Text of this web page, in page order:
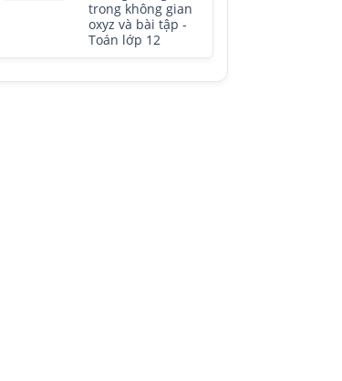
trong không gian
oxyz và bài tập -
Toán lớp 12